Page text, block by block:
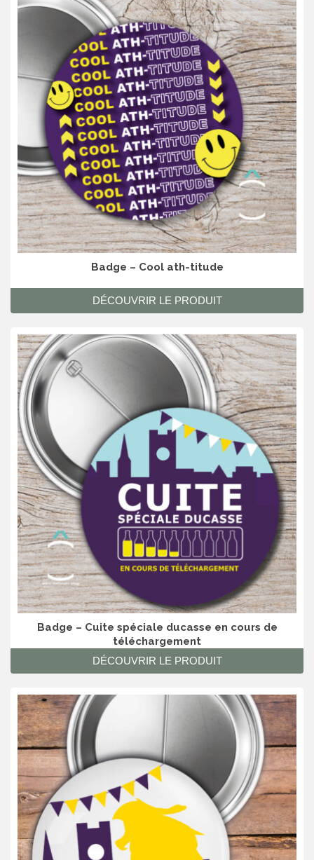
Badge – Cool ath-titude
DÉCOUVRIR LE PRODUIT
Badge – Cuite spéciale ducasse en cours de
téléchargement
DÉCOUVRIR LE PRODUIT